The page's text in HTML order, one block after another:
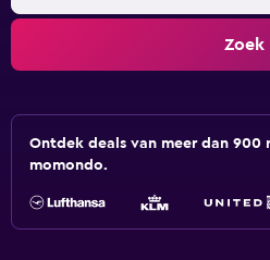
Zoek
Ontdek deals van meer dan 900
momondo.